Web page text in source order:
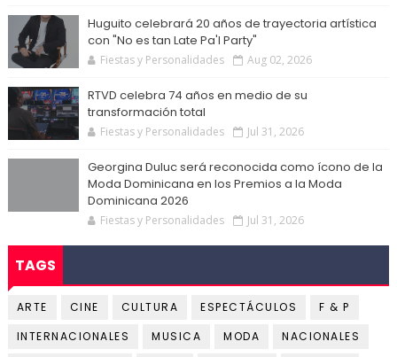
Huguito celebrará 20 años de trayectoria artística
con "No es tan Late Pa'l Party"
Fiestas y Personalidades Aug 02, 2026
RTVD celebra 74 años en medio de su
transformación total
Fiestas y Personalidades Jul 31, 2026
Georgina Duluc será reconocida como ícono de la
Moda Dominicana en los Premios a la Moda
Dominicana 2026
Fiestas y Personalidades Jul 31, 2026
TAGS
ARTE CINE CULTURA ESPECTÁCULOS
F & P
INTERNACIONALES
MUSICA MODA
NACIONALES